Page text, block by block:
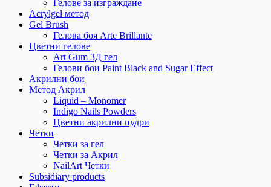
Гелове за изграждане
Acrylgel метод
Gel Brush
Гелова боя Arte Brillante
Цветни гелове
Art Gum 3Д гел
Гелови бои Paint Black and Sugar Effect
Акрилни бои
Метод Акрил
Liquid – Monomer
Indigo Nails Powders
Цветни акрилни пудри
Четки
Четки за гел
Четки за Акрил
NailArt Четки
Subsidiary products